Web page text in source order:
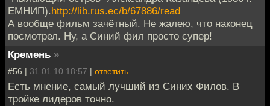
ЕМНИП).http://lib.rus.ec/b/67886/read
А вообще фильм зачётный. Не жалею, что наконец
посмотрел. Ну, а Синий фил просто супер!
Кремень »
#56 | 31.01.10 18:57 | ответить
Есть мнение, самый лучший из Синих Филов. В
тройке лидеров точно.